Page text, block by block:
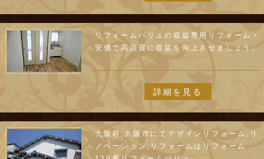
リフォームバリュの収益専用リフォーム・
安価で高品質に収益を向上させましょう。
詳細を見る
大阪府,大阪市にてデザインリフォーム,リ
ノベーション,リフォームはリフォーム